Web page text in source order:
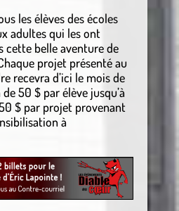
les élèves des écoles
adultes qui les ont
cette belle aventure de
projet présenté au
recevra d’ici le mois de
50 $ par élève jusqu’à
$ par projet provenant
à